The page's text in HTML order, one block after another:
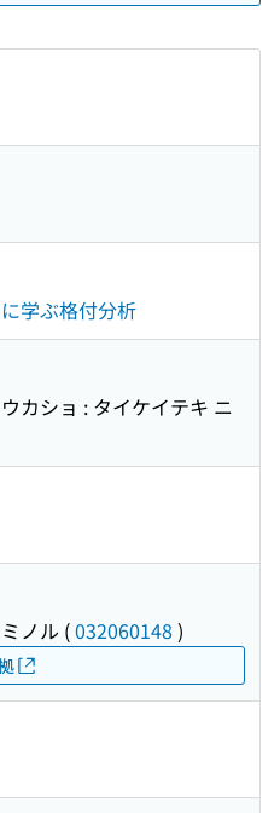
学ぶ格付分析
カショ : タイケイテキ ニ
ノル (032060148 )